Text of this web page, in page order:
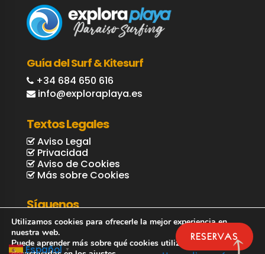
RESERVAS
Guía del Surf & Kitesurf
+34 684 650 616
info@exploraplaya.es
Textos Legales
Aviso Legal
Privacidad
Aviso de Cookies
Más sobre Cookies
Síguenos
Español ▼
Utilizamos cookies para ofrecerle la mejor experiencia en
nuestra web.
Puede aprender más sobre qué cookies utilizamos o